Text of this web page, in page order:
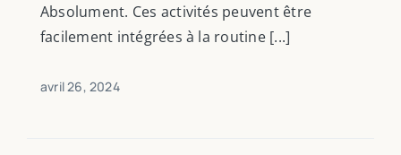
Absolument. Ces activités peuvent être
facilement intégrées à la routine [...]
avril 26, 2024